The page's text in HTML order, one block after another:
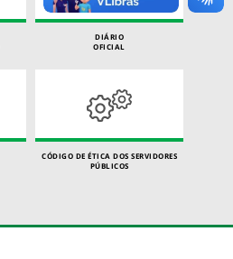
DIÁRIO
OFICIAL
CÓDIGO DE ÉTICA DOS SERVIDORES
PÚBLICOS